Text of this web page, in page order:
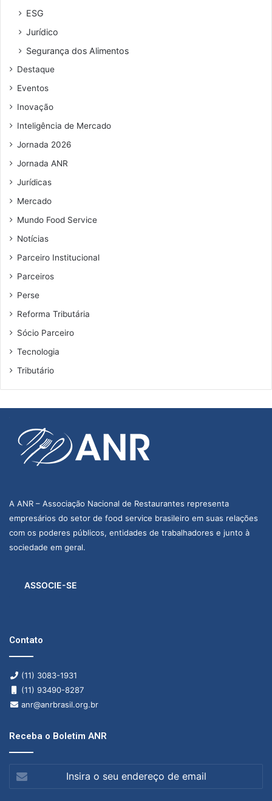
ESG
Jurídico
Segurança dos Alimentos
Destaque
Eventos
Inovação
Inteligência de Mercado
Jornada 2026
Jornada ANR
Jurídicas
Mercado
Mundo Food Service
Notícias
Parceiro Institucional
Parceiros
Perse
Reforma Tributária
Sócio Parceiro
Tecnologia
Tributário
A ANR – Associação Nacional de Restaurantes representa
empresários do setor de food service brasileiro em suas relações
com os poderes públicos, entidades de trabalhadores e junto à
sociedade em geral.
ASSOCIE-SE
Contato
(11) 3083-1931
(11) 93490-8287
anr@anrbrasil.org.br
Receba o Boletim ANR